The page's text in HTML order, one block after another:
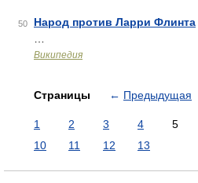
50 Народ против Ларри Флинта
Википедия
Страницы ← Предыдущая
1 2 3 4 5
10
11 12 13